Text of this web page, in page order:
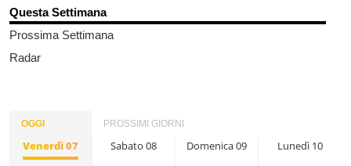
Questa Settimana
Prossima Settimana
Radar
OGGI PROSSIMI GIORNI
Venerdì 07 Sabato 08 Domenica 09 Lunedì 10